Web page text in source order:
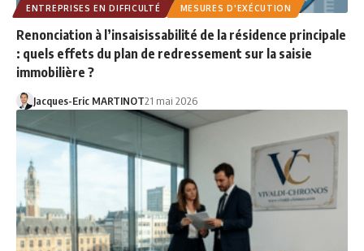
ENTREPRISES EN DIFFICULTÉ MESURES D'EXÉCUTION
Renonciation à l’insaisissabilité de la résidence principale
: quels effets du plan de redressement sur la saisie
immobilière ?
Jacques-Eric MARTINOT21 mai 2026